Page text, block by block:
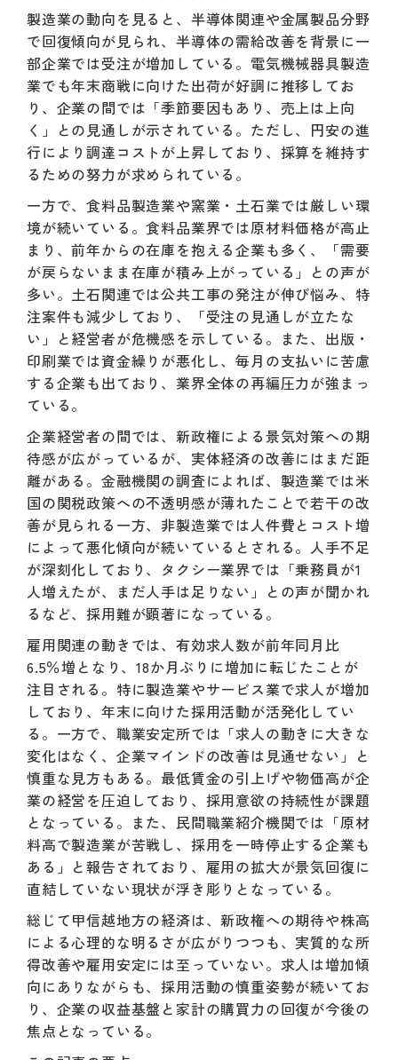
製造業の動向を見ると、半導体関連や金属製品分野
で回復傾向が見られ、半導体の需給改善を背景に一
部企業では受注が増加している。電気機械器具製造
業でも年末商戦に向けた出荷が好調に推移してお
り、企業の間では「季節要因もあり、売上は上向
く」との見通しが示されている。ただし、円安の進
行により調達コストが上昇しており、採算を維持す
るための努力が求められている。
一方で、食料品製造業や窯業・土石業では厳しい環
境が続いている。食料品業界では原材料価格が高止
まり、前年からの在庫を抱える企業も多く、「需要
が戻らないまま在庫が積み上がっている」との声が
多い。土石関連では公共工事の発注が伸び悩み、特
注案件も減少しており、「受注の見通しが立たな
い」と経営者が危機感を示している。また、出版・
印刷業では資金繰りが悪化し、毎月の支払いに苦慮
する企業も出ており、業界全体の再編圧力が強まっ
ている。
企業経営者の間では、新政権による景気対策への期
待感が広がっているが、実体経済の改善にはまだ距
離がある。金融機関の調査によれば、製造業では米
国の関税政策への不透明感が薄れたことで若干の改
善が見られる一方、非製造業では人件費とコスト増
によって悪化傾向が続いているとされる。人手不足
が深刻化しており、タクシー業界では「乗務員が1
人増えたが、まだ人手は足りない」との声が聞かれ
るなど、採用難が顕著になっている。
雇用関連の動きでは、有効求人数が前年同月比
6.5％増となり、18か月ぶりに増加に転じたことが
注目される。特に製造業やサービス業で求人が増加
しており、年末に向けた採用活動が活発化してい
る。一方で、職業安定所では「求人の動きに大きな
変化はなく、企業マインドの改善は見通せない」と
慎重な見方もある。最低賃金の引上げや物価高が企
業の経営を圧迫しており、採用意欲の持続性が課題
となっている。また、民間職業紹介機関では「原材
料高で製造業が苦戦し、採用を一時停止する企業も
ある」と報告されており、雇用の拡大が景気回復に
直結していない現状が浮き彫りとなっている。
総じて甲信越地方の経済は、新政権への期待や株高
による心理的な明るさが広がりつつも、実質的な所
得改善や雇用安定には至っていない。求人は増加傾
向にありながらも、採用活動の慎重姿勢が続いてお
り、企業の収益基盤と家計の購買力の回復が今後の
焦点となっている。